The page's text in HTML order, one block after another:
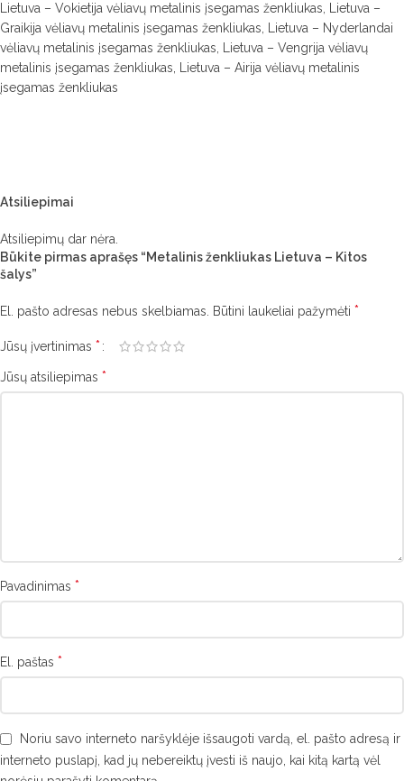
Lietuva – Vokietija vėliavų metalinis įsegamas ženkliukas, Lietuva –
Graikija vėliavų metalinis įsegamas ženkliukas, Lietuva – Nyderlandai
vėliavų metalinis įsegamas ženkliukas, Lietuva – Vengrija vėliavų
metalinis įsegamas ženkliukas, Lietuva – Airija vėliavų metalinis
įsegamas ženkliukas
Atsiliepimai
Atsiliepimų dar nėra.
Būkite pirmas aprašęs “Metalinis ženkliukas Lietuva – Kitos
šalys”
El. pašto adresas nebus skelbiamas. Būtini laukeliai pažymėti *
Jūsų įvertinimas *
Jūsų atsiliepimas *
Pavadinimas *
El. paštas *
Noriu savo interneto naršyklėje išsaugoti vardą, el. pašto adresą ir
interneto puslapį, kad jų nebereiktų įvesti iš naujo, kai kitą kartą vėl